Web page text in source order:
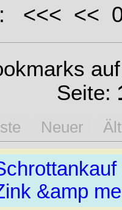
<<< <<
Seite:
Neuer
&amp